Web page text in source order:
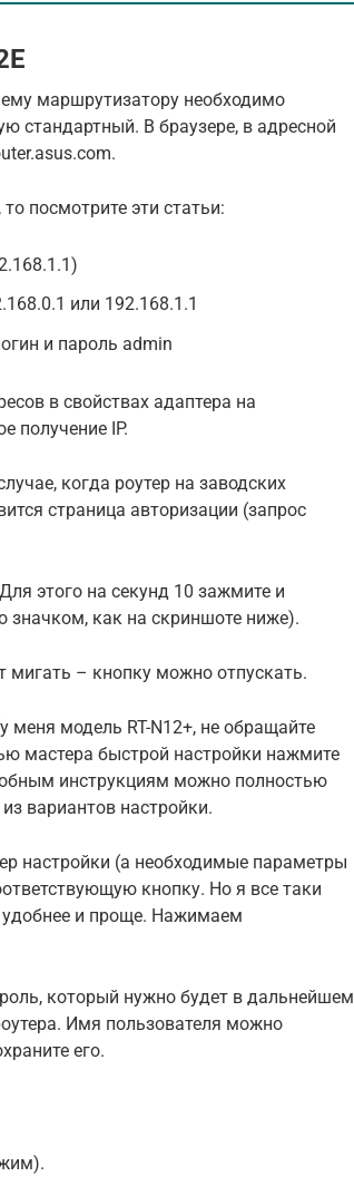
маршрутизатору необходимо
стандартный. В браузере, в адресной
посмотрите эти статьи:
или 192.168.1.1
и пароль admin
в свойствах адаптера на
получение IP.
когда роутер на заводских
страница авторизации (запрос
этого на секунд 10 зажмите и
значком, как на скриншоте ниже).
мигать – кнопку можно отпускать.
меня модель RT-N12+, не обращайте
мастера быстрой настройки нажмите
инструкциям можно полностью
вариантов настройки.
настройки (а необходимые параметры
кнопку. Но я все таки
удобнее и проще. Нажимаем
который нужно будет в дальнейшем
Имя пользователя можно
его.